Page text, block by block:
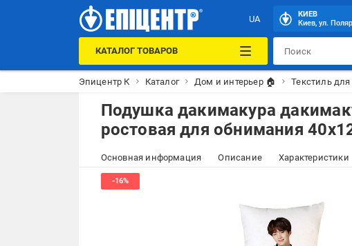
UA
КИЕВ
Киев, ул.
КАТАЛОГ ТОВАРОВ
Эпицентр К Каталог Дом и интерьер 🏠 Текстиль
Подушка дакимакура
ростовая для обнимания
Основная информация Описание Характеристики